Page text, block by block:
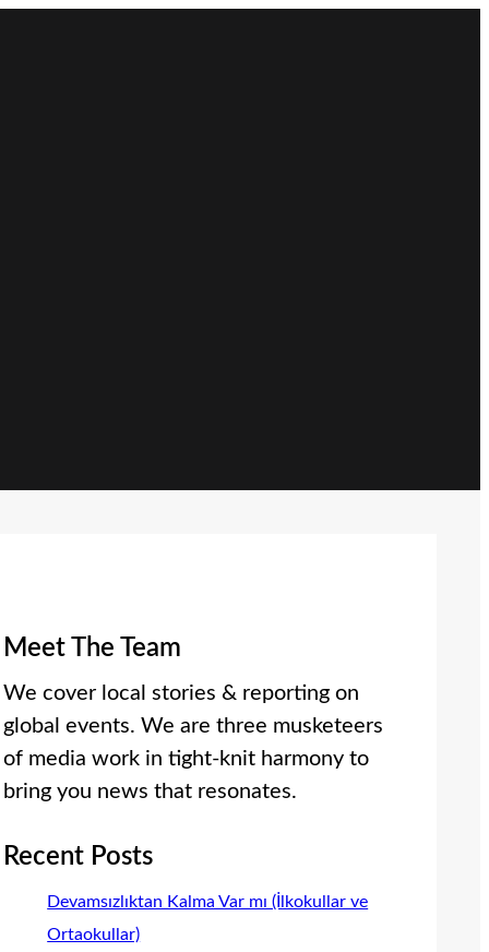
Meet The Team
We cover local stories & reporting on
global events. We are three musketeers
of media work in tight-knit harmony to
bring you news that resonates.
Recent Posts
Devamsızlıktan Kalma Var mı (İlkokullar ve
Ortaokullar)